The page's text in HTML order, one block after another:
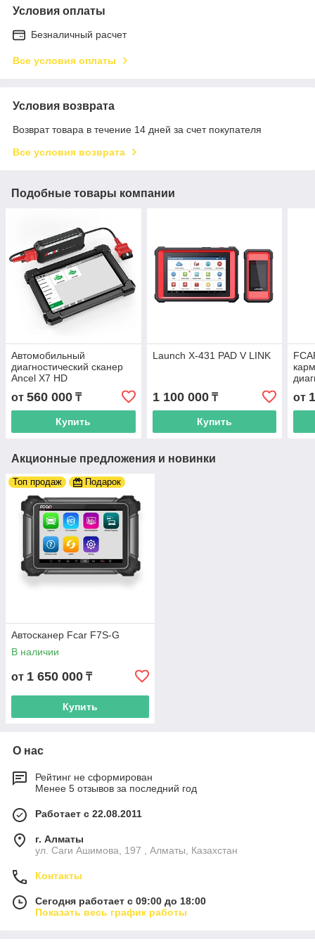
Условия оплаты
Безналичный расчет
Все условия оплаты
Условия возврата
Возврат товара в течение 14 дней за счет покупателя
Все условия возврата
Подобные товары компании
Автомобильный
диагностический сканер
Ancel X7 HD
от 560 000 ₸
Купить
Launch X-431 PAD V LINK
1 100 000₸
Купить
от
Акционные предложения и новинки
Топ продаж Подарок
Автосканер Fcar F7S-G
В наличии
от 1 650 000 ₸
Купить
О нас
Рейтинг не сформирован
Менее 5 отзывов за последний год
Работает с 22.08.2011
г. Алматы
ул. Саги Ашимова, 197 , Алматы, Казахстан
Контакты
Сегодня работает с 09:00 до 18:00
Показать весь график работы